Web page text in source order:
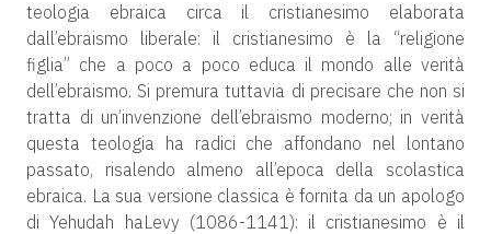
teologia ebraica circa il cristianesimo elaborata
dall’ebraismo liberale: il cristianesimo è la “religione
figlia” che a poco a poco educa il mondo alle verità
dell’ebraismo. Si premura tuttavia di precisare che non si
tratta di un’invenzione dell’ebraismo moderno; in verità
questa teologia ha radici che affondano nel lontano
passato, risalendo almeno all’epoca della scolastica
ebraica. La sua versione classica è fornita da un apologo
di Yehudah haLevy (1086-1141): il cristianesimo è il